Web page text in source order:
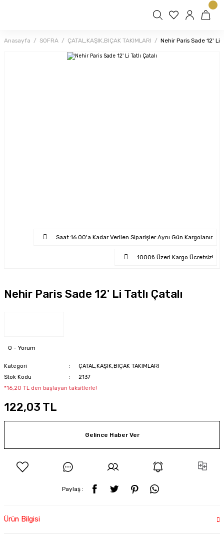
Anasayfa SOFRA ÇATAL,KAŞIK,BIÇAK TAKIMLARI Nehir Paris Sade 12' Li
Saat 16.00'a Kadar Verilen Siparişler Aynı Gün Kargolanır.
1000₺ Üzeri Kargo Ücretsiz!
Nehir Paris Sade 12' Li Tatlı Çatalı
0 - Yorum
Kategori
ÇATAL,KAŞIK,BIÇAK TAKIMLARI
Stok Kodu
2137
*16,20 TL den başlayan taksitlerle!
122,03 TL
Gelince Haber Ver
Paylaş :
Ürün Bilgisi